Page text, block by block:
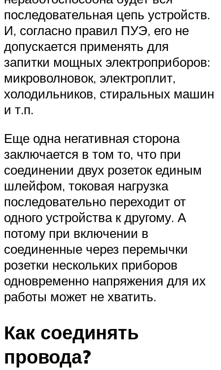
последовательная цепь устройств.
И, согласно правил ПУЭ, его не
допускается применять для
запитки мощных электроприборов:
микроволновок, электроплит,
холодильников, стиральных машин
и т.п.
Еще одна негативная сторона
заключается в том то, что при
соединении двух розеток единым
шлейфом, токовая нагрузка
последовательно переходит от
одного устройства к другому. А
потому при включении в
соединенные через перемычки
розетки нескольких приборов
одновременно напряжения для их
работы может не хватить.
Как соединять
провода?